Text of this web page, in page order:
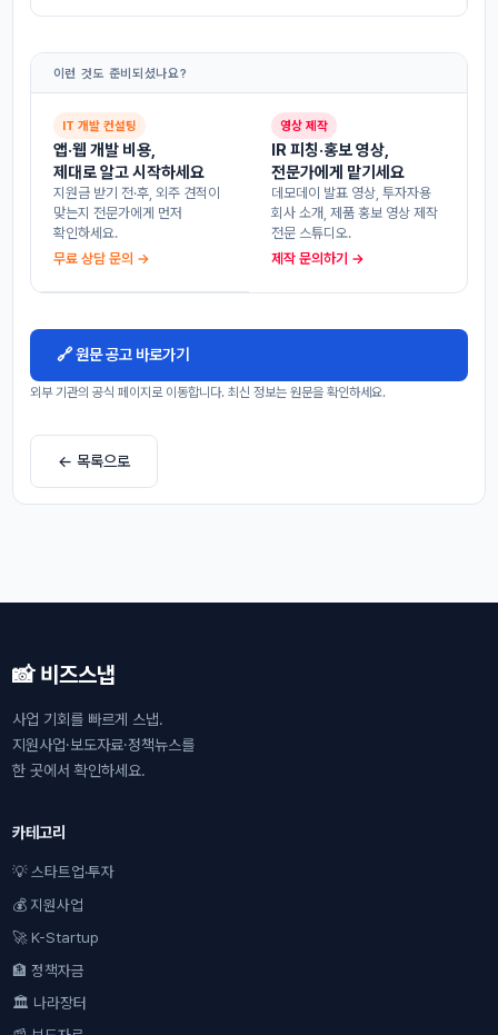
이런 것도 준비되셨나요?
IT 개발 컨설팅
앱·웹 개발 비용,
제대로 알고 시작하세요
지원금 받기 전·후, 외주 견적이
맞는지 전문가에게 먼저
확인하세요.
무료 상담 문의 →
영상 제작
IR 피칭·홍보 영상,
전문가에게 맡기세요
데모데이 발표 영상, 투자자용
회사 소개, 제품 홍보 영상 제작
전문 스튜디오.
제작 문의하기 →
🔗 원문 공고 바로가기
외부 기관의 공식 페이지로 이동합니다. 최신 정보는 원문을 확인하세요.
← 목록으로
📸 비즈스냅
사업 기회를 빠르게 스냅.
지원사업·보도자료·정책뉴스를
한 곳에서 확인하세요.
카테고리
💡 스타트업·투자
💰 지원사업
🚀 K-Startup
🏦 정책자금
🏛 나라장터